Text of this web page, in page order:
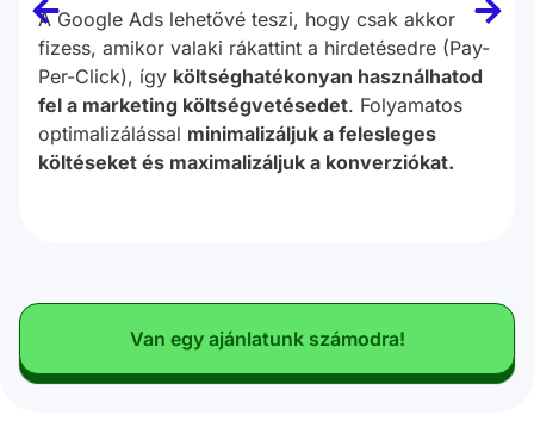
A Google Ads lehetővé teszi, hogy csak akkor
fizess, amikor valaki rákattint a hirdetésedre (Pay-
Per-Click), így költséghatékonyan használhatod
fel a marketing költségvetésedet. Folyamatos
optimalizálással minimalizáljuk a felesleges
költéseket és maximalizáljuk a konverziókat.
Van egy ajánlatunk számodra!